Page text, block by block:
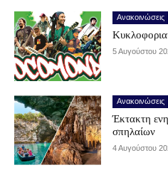
Ανακοινώσεις
5 Αυγούστου
Ανακοινώσεις
Έκτακτη
σπηλαίων
4 Αυγούστου